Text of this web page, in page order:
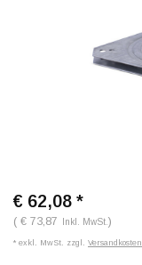
€ 62,08 *
( € 73,87 Inkl. MwSt. )
* exkl. MwSt. zzgl. Versandkosten